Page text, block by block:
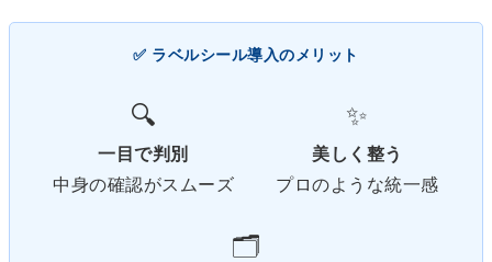
✅ ラベルシール導入のメリット
🔍
一目で判別
中身の確認がスムーズ
✨
美しく整う
プロのような統一感
🗂️